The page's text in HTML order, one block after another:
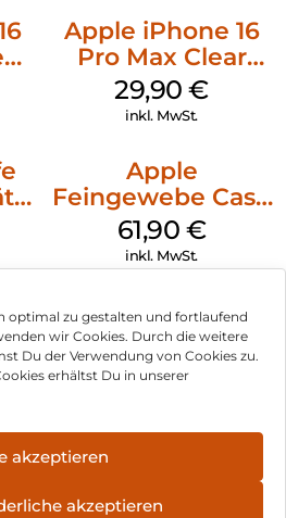
optimal zu gestalten und fortlaufend
wir Cookies. Durch die weitere
Du der Verwendung von Cookies zu.
erhältst Du in unserer
akzeptieren
akzeptieren
Apple iPhone 16
Pro Max Clear
Case MagSafe
Transparent
29,90€
inkl. MwSt.
Apple
Feingewebe Case
iPhone 15 Pro
MagSafe Schwarz
61,90 €
inkl. MwSt.